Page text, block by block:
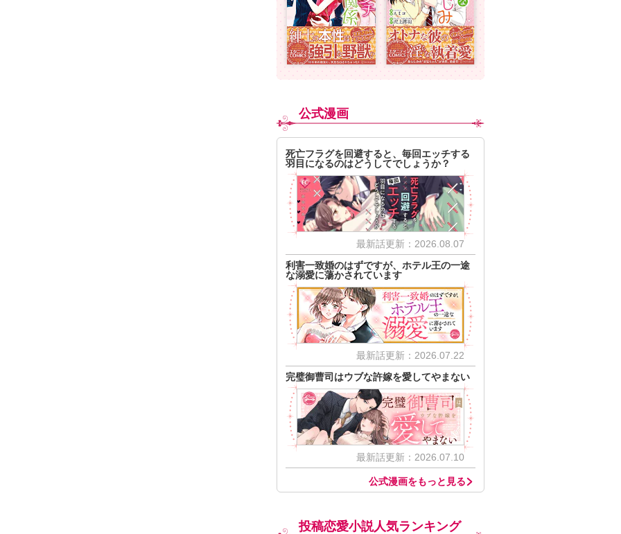
公式漫画
死亡フラグを回避すると、毎回エッチする
羽目になるのはどうしてでしょうか？
最新話更新：2026.08.07
利害一致婚のはずですが、ホテル王の一途
な溺愛に蕩かされています
最新話更新：2026.07.22
完璧御曹司はウブな許嫁を愛してやまない
最新話更新：2026.07.10
公式漫画をもっと見る
投稿恋愛小説人気ランキング